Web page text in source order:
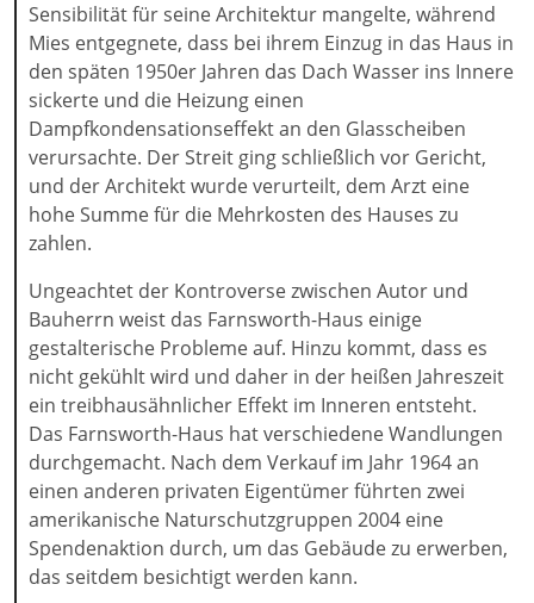
Sensibilität für seine Architektur mangelte, während
Mies entgegnete, dass bei ihrem Einzug in das Haus in
den späten 1950er Jahren das Dach Wasser ins Innere
sickerte und die Heizung einen
Dampfkondensationseffekt an den Glasscheiben
verursachte. Der Streit ging schließlich vor Gericht,
und der Architekt wurde verurteilt, dem Arzt eine
hohe Summe für die Mehrkosten des Hauses zu
zahlen.
Ungeachtet der Kontroverse zwischen Autor und
Bauherrn weist das Farnsworth-Haus einige
gestalterische Probleme auf. Hinzu kommt, dass es
nicht gekühlt wird und daher in der heißen Jahreszeit
ein treibhausähnlicher Effekt im Inneren entsteht.
Das Farnsworth-Haus hat verschiedene Wandlungen
durchgemacht. Nach dem Verkauf im Jahr 1964 an
einen anderen privaten Eigentümer führten zwei
amerikanische Naturschutzgruppen 2004 eine
Spendenaktion durch, um das Gebäude zu erwerben,
das seitdem besichtigt werden kann.